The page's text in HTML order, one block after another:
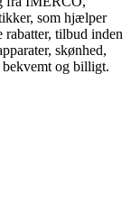
som hjælper
rabatter, tilbud inden
skønhed,
bekvemt og billigt.